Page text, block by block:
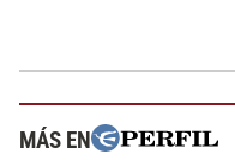
MÁS EN